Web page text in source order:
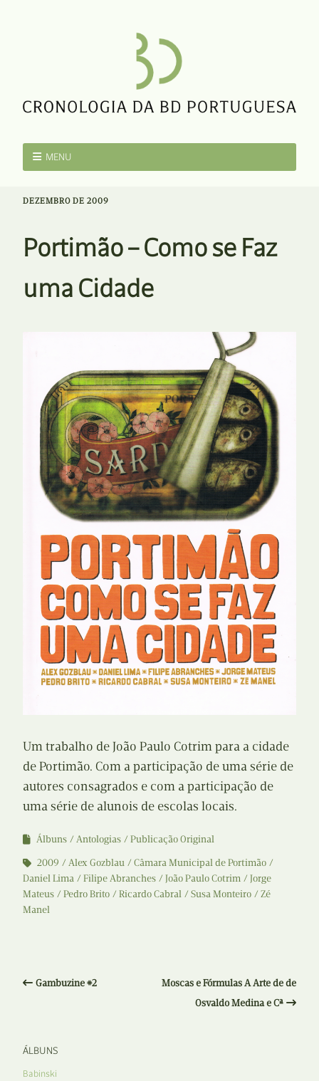
MENU
DEZEMBRO DE 2009
Portimão – Como se Faz
uma Cidade
Um trabalho de João Paulo Cotrim para a cidade
de Portimão. Com a participação de uma série de
autores consagrados e com a participação de
uma série de alunois de escolas locais.
Álbuns Antologias
Publicação Original
2009
Alex Gozblau
Câmara Municipal de Portimão
Daniel Lima
Filipe Abranches João Paulo Cotrim
Jorge
Mateus
Pedro Brito Ricardo Cabral Susa Monteiro
Zé
Manel
Gambuzine #2
Moscas e Fórmulas A Arte de de
Osvaldo Medina e Cª
ÁLBUNS
Babinski